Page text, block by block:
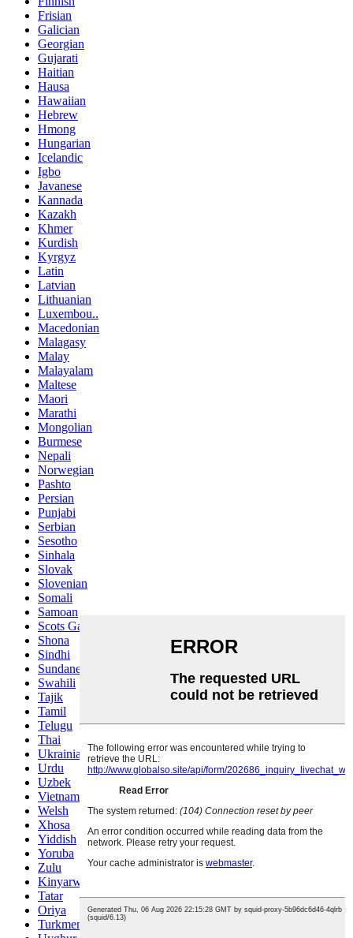
Frisian
Galician
Georgian
Gujarati
Haitian
Hausa
Hawaiian
Hebrew
Hmong
Hungarian
Icelandic
Igbo
Javanese
Kannada
Kazakh
Khmer
Kurdish
Kyrgyz
Latin
Latvian
Lithuanian
Luxembou..
Macedonian
Malagasy
Malay
Malayalam
Maltese
Maori
Marathi
Mongolian
Burmese
Nepali
Norwegian
Pashto
Persian
Punjabi
Serbian
Sesotho
Sinhala
Slovak
Slovenian
Somali
Samoan
Scots Gaelic
Shona
Sindhi
Sundanese
Swahili
Tajik
Tamil
Telugu
Thai
Ukrainian
Urdu
Uzbek
Vietnamese
Welsh
Xhosa
Yiddish
Yoruba
Zulu
Kinyarwanda
Tatar
Oriya
Turkmen